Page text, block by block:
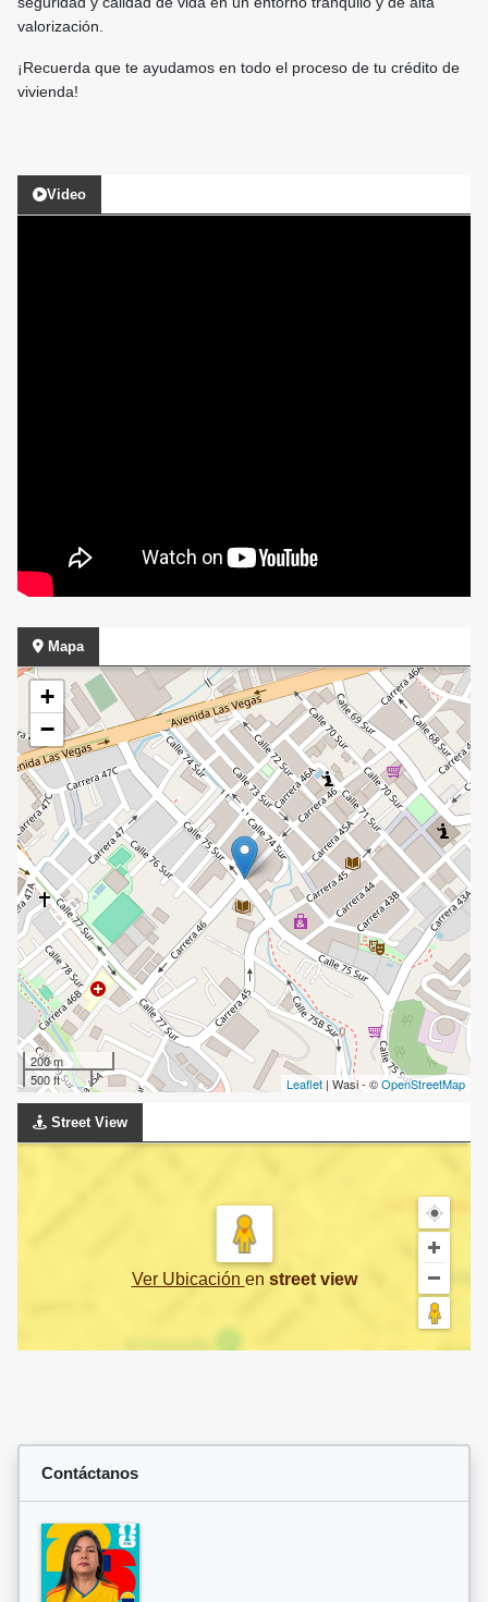
valorización.
¡Recuerda que te ayudamos en todo el proceso de tu crédito de
vivienda!
Video
Mapa
+
−
200 m
500 ft
Leaflet | Wasi - ©OpenStreetMap
Street View
Ver Ubicación en street view
Contáctanos